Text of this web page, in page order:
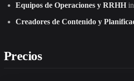
Equipos de Operaciones y RRHH
Creadores de Contenido y
Precios